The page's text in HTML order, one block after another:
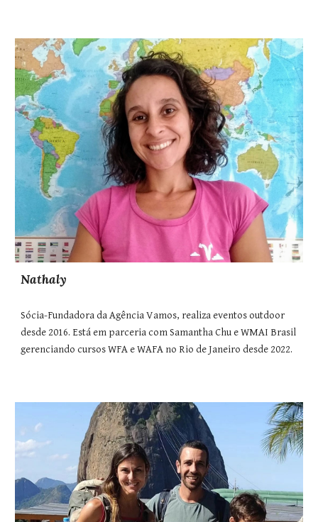
Nathaly
Sócia-Fundadora da Agência Vamos, realiza eventos outdoor
desde 2016. Está em parceria com Samantha Chu e WMAI Brasil
gerenciando cursos WFA e WAFA no Rio de Janeiro desde 2022.